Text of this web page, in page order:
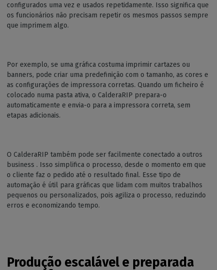
configurados uma vez e usados repetidamente. Isso significa que
os funcionários não precisam repetir os mesmos passos sempre
que imprimem algo.
Por exemplo, se uma gráfica costuma imprimir cartazes ou
banners, pode criar uma predefinição com o tamanho, as cores e
as configurações de impressora corretas. Quando um ficheiro é
colocado numa pasta ativa, o CalderaRIP prepara-o
automaticamente e envia-o para a impressora correta, sem
etapas adicionais.
O CalderaRIP também pode ser facilmente conectado a outros
business . Isso simplifica o processo, desde o momento em que
o cliente faz o pedido até o resultado final. Esse tipo de
automação é útil para gráficas que lidam com muitos trabalhos
pequenos ou personalizados, pois agiliza o processo, reduzindo
erros e economizando tempo.
Produção escalável e preparada